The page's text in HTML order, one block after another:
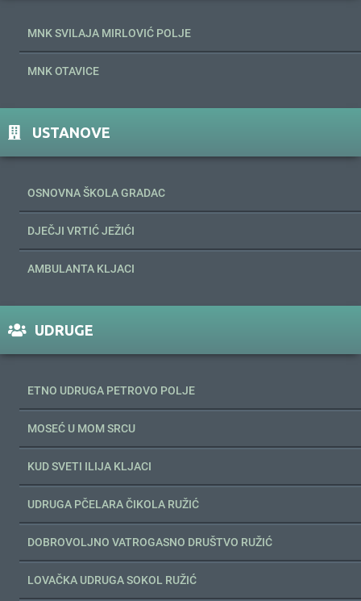
MNK SVILAJA MIRLOVIĆ POLJE
MNK OTAVICE
USTANOVE
OSNOVNA ŠKOLA GRADAC
DJEČJI VRTIĆ JEŽIĆI
AMBULANTA KLJACI
UDRUGE
ETNO UDRUGA PETROVO POLJE
MOSEĆ U MOM SRCU
KUD SVETI ILIJA KLJACI
UDRUGA PČELARA ČIKOLA RUŽIĆ
DOBROVOLJNO VATROGASNO DRUŠTVO RUŽIĆ
LOVAČKA UDRUGA SOKOL RUŽIĆ